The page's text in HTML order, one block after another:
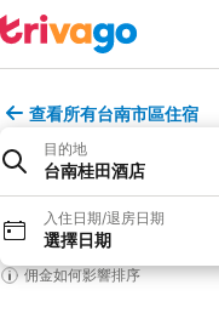
查看所有台南市區住宿
目的地
台南桂田酒店
入住日期/退房日期
選擇日期
佣金如何影響排序